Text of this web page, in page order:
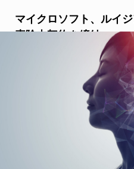
マイクロソフト、ルイ
素除去契約を締結